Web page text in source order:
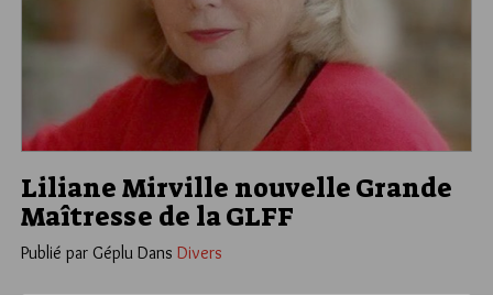
Liliane Mirville nouvelle Grande
Maîtresse de la GLFF
Publié par Géplu Dans Divers